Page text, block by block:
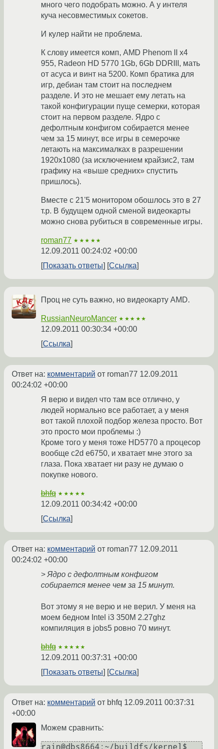
много чего подобрать можно. А у интеля
куча несовместимых сокетов.
И кулер найти не проблема.
К слову имеется комп, AMD Phenom II x4
955, Radeon HD 5770 1Gb, 6Gb DDRIII, мать
от асуса и винт на 5200. Комп братика для
игр, дебиан там стоит на последнем
разделе. И это не мешает ему летать на
такой конфигурации пуще семерки, которая
стоит на первом разделе. Ядро с
дефолтным конфигом собирается менее
чем за 15 минут, все игры в семерочке
летають на максималках в разрешении
1920х1080 (за исключением крайзис2, там
графику на «выше средних» спустить
пришлось).
Вместе с 21'5 монитором обошлось это в 27
т.р. В будущем одной сменой видеокарты
можно снова рубиться в современные игры.
roman77 ★★★★★
12.09.2011 00:24:02 +00:00
Показать ответы
Ссылка
Проц не суть важно, но видеокарту AMD.
RussianNeuroMancer ★★★★★
12.09.2011 00:30:34 +00:00
Ссылка
Ответ на: комментарий от roman77 12.09.2011
00:24:02 +00:00
Я верю и видел что там все отлично, у
людей нормально все работает, а у меня
вот такой плохой подбор железа просто. Вот
это просто мои проблемы :)
Кроме того у меня тоже HD5770 а процесор
вообще c2d e6750, и хватает мне этого за
глаза. Пока хватает ни разу не думаю о
покупке нового.
bhfq ★★★★★
12.09.2011 00:34:42 +00:00
Ссылка
Ответ на: комментарий от roman77 12.09.2011
00:24:02 +00:00
> Ядро с дефолтным конфигом
собирается менее чем за 15 минут.
Вот этому я не верю и не верил. У меня на
моем бедном Intel i3 350M 2.27ghz
компиляция в jobs5 ровно 70 минут.
bhfq ★★★★★
12.09.2011 00:37:31 +00:00
Показать ответы
Ссылка
Ответ на: комментарий от bhfq 12.09.2011 00:37:31
+00:00
Можем сравнить:
rain@dbs8664:~/buildfs/kernel$